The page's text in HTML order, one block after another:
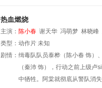
热血燃烧
主演： 陈小春 谢天华 冯萌梦 林晓峰
类型： 动作片 未知
剧情： 缉毒队队员泰桦（陈小春 饰）
（秦沛 饰），行动之前上级
中牺牲。阿棠就彻底从警队消